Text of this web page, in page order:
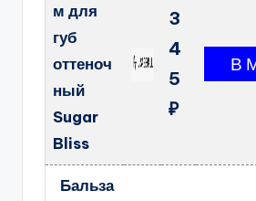
м для
губ
оттеноч
ный
Sugar
Bliss
3
4
5
₽
Бальза